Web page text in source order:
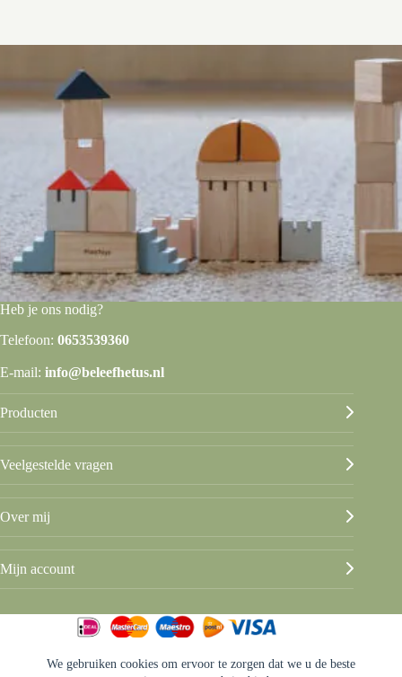
We gebruiken cookies om ervoor te zorgen dat we u de beste
Heb je ons nodig?
Telefoon: 0653539360
E-mail: info@beleefhetus.nl
Producten
Veelgestelde vragen
Over mij
Mijn account
© Beleef het Us